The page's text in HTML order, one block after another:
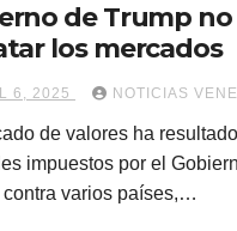
de Trump
los mercados
6, 2025 NOTICIAS
de valores ha
impuestos por el
contra varios países,…